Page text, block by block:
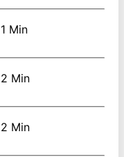
1 Min
2 Min
2 Min